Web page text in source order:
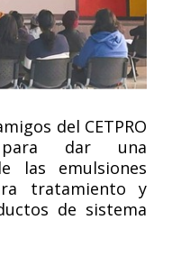
del CETPRO
para dar una
las emulsiones
tratamiento y
de sistema